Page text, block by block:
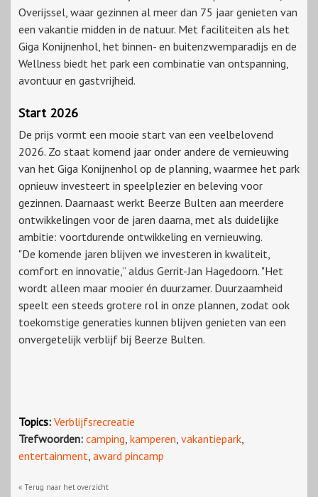
Overijssel, waar gezinnen al meer dan 75 jaar genieten van
een vakantie midden in de natuur. Met faciliteiten als het
Giga Konijnenhol, het binnen- en buitenzwemparadijs en de
Wellness biedt het park een combinatie van ontspanning,
avontuur en gastvrijheid.
Start 2026
De prijs vormt een mooie start van een veelbelovend
2026. Zo staat komend jaar onder andere de vernieuwing
van het Giga Konijnenhol op de planning, waarmee het park
opnieuw investeert in speelplezier en beleving voor
gezinnen. Daarnaast werkt Beerze Bulten aan meerdere
ontwikkelingen voor de jaren daarna, met als duidelijke
ambitie: voortdurende ontwikkeling en vernieuwing.
"De komende jaren blijven we investeren in kwaliteit,
comfort en innovatie,” aldus Gerrit-Jan Hagedoorn. "Het
wordt alleen maar mooier én duurzamer. Duurzaamheid
speelt een steeds grotere rol in onze plannen, zodat ook
toekomstige generaties kunnen blijven genieten van een
onvergetelijk verblijf bij Beerze Bulten.
Topics: Verblijfsrecreatie
Trefwoorden: camping, kamperen, vakantiepark,
entertainment, award pincamp
« Terug naar het overzicht